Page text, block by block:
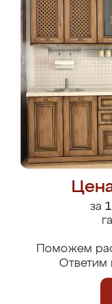
за
Поможем
Ответим